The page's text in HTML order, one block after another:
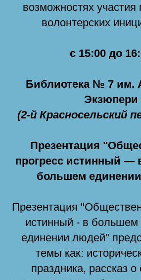
возможностях
волонтерских
с 15:00 до
Библиотека № 7 им.
Экзюпери
(2-й Красносельский
Презентация
прогресс истинный —
большем
Презентация
истинный - в
единении людей"
темы как:
праздника, рассказ